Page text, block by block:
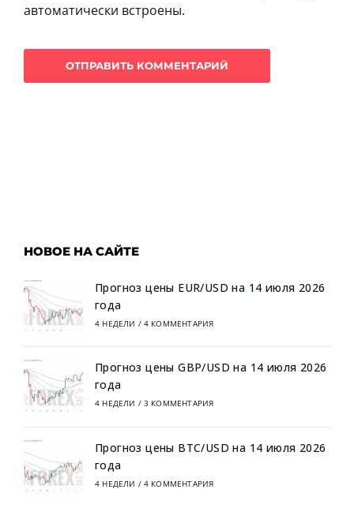
автоматически встроены.
НОВОЕ НА САЙТЕ
Прогноз цены EUR/USD на 14 июля 2026
года
4 НЕДЕЛИ / 4 КОММЕНТАРИЯ
Прогноз цены GBP/USD на 14 июля 2026
года
4 НЕДЕЛИ / 3 КОММЕНТАРИЯ
Прогноз цены BTC/USD на 14 июля 2026
года
4 НЕДЕЛИ / 4 КОММЕНТАРИЯ